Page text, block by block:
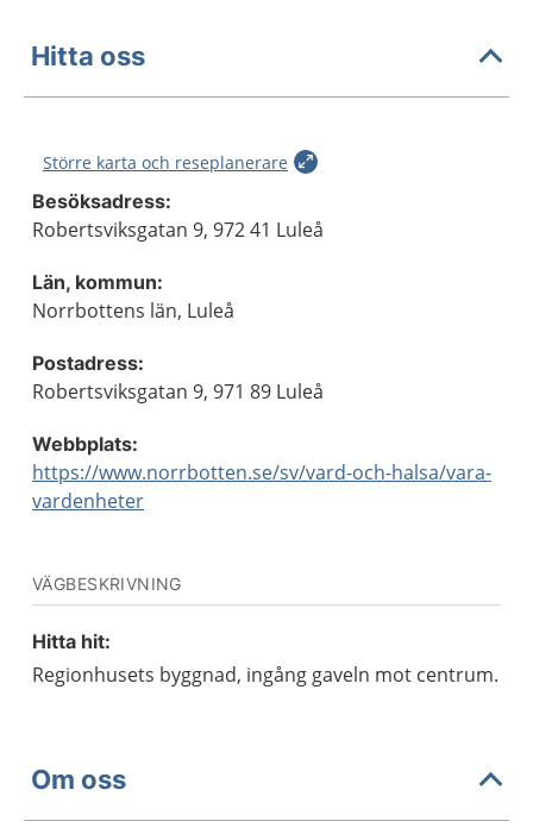
Hitta oss
Större karta och reseplanerare
Besöksadress:
Robertsviksgatan 9, 972 41 Luleå
Län, kommun:
Norrbottens län, Luleå
Postadress:
Robertsviksgatan 9, 971 89 Luleå
Webbplats:
https://www.norrbotten.se/sv/vard-och-halsa/vara-
vardenheter
VÄGBESKRIVNING
Hitta hit:
Regionhusets byggnad, ingång gaveln mot centrum.
Om oss